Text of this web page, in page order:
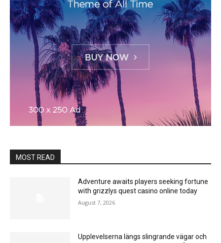
MOST READ
Adventure awaits players seeking fortune
with grizzlys quest casino online today
August 7, 2026
Upplevelserna längs slingrande vägar och